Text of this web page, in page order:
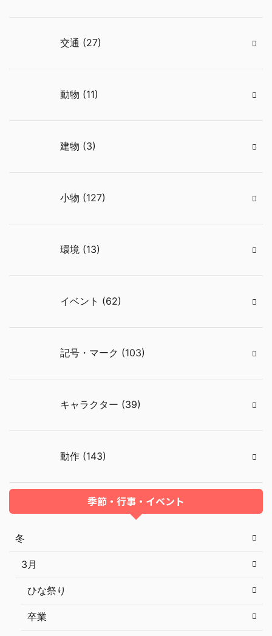
交通 (27)
動物 (11)
建物 (3)
小物 (127)
環境 (13)
イベント (62)
記号・マーク (103)
キャラクター (39)
動作 (143)
季節・行事・イベント
冬
3月
ひな祭り
卒業